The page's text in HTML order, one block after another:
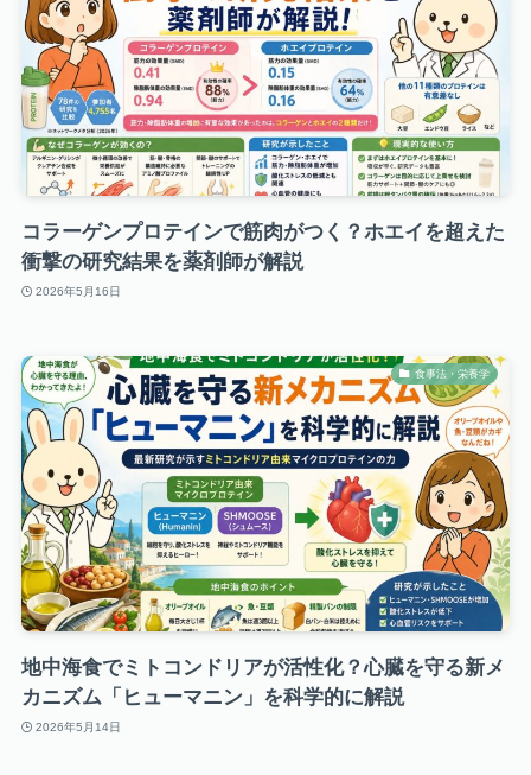
コラーゲンプロテインで筋肉がつく？ホエイを超えた
衝撃の研究結果を薬剤師が解説
2026年5月16日
食事法・栄養学
地中海食でミトコンドリアが活性化？心臓を守る新メ
カニズム「ヒューマニン」を科学的に解説
2026年5月14日